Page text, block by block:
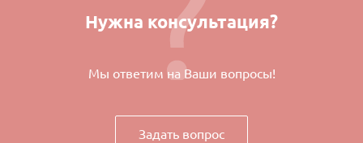
Нужна консультация?
Мы ответим на Ваши вопросы!
Задать вопрос